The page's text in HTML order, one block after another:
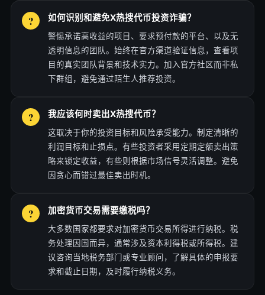
如何识别和避免X热搜代币投资诈骗？
警惕承诺高收益的项目、要求预付款的平台、以及无
透明信息的团队。始终在官方渠道验证信息，查看项
目的真实团队背景和技术实力。加入官方社区而非私
下群组，避免通过陌生人推荐投资。
我应该何时卖出X热搜代币？
这取决于你的投资目标和风险承受能力。制定清晰的
利润目标和止损点。有些投资者采用定期定额卖出策
略来锁定收益，有些则根据市场信号灵活调整。避免
因贪心而错过最佳卖出时机。
加密货币交易需要缴税吗？
大多数国家都要求对加密货币交易所得进行纳税。税
务处理因国而异，通常涉及资本利得税或所得税。建
议咨询当地税务部门或专业顾问，了解具体的申报要
求和截止日期，及时履行纳税义务。